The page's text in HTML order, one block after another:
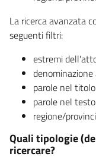
La ricerca avanzata
seguenti filtri:
estremi
parole nel titolo
parole nel testo
regione/
Quali tipologie
ricercare?